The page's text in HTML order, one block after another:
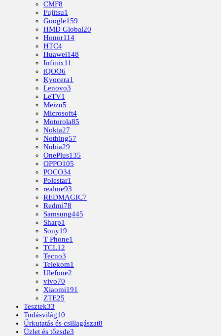
CMF8
Fujitsu1
Google159
HMD Global20
Honor114
HTC4
Huawei148
Infinix11
iQOO6
Kyocera1
Lenovo3
LeTV1
Meizu5
Microsoft4
Motorola85
Nokia27
Nothing57
Nubia29
OnePlus135
OPPO105
POCO34
Polestar1
realme93
REDMAGIC7
Redmi78
Samsung445
Sharp1
Sony19
T Phone1
TCL12
Tecno3
Telekom1
Ulefone2
vivo70
Xiaomi191
ZTE25
Tesztek33
Tudásvilág10
Űrkutatás és csillagászat8
Üzlet és tőzsde3